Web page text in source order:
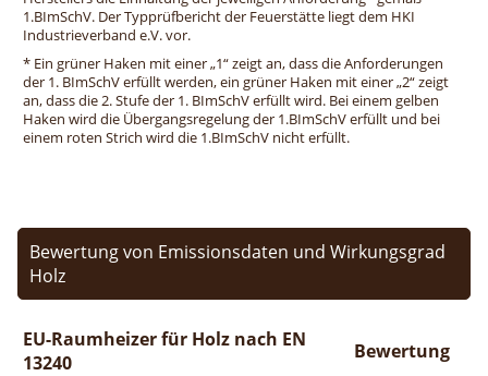
1.BImSchV. Der Typprüfbericht der Feuerstätte liegt dem HKI
Industrieverband e.V. vor.
* Ein grüner Haken mit einer „1“ zeigt an, dass die Anforderungen
der 1. BImSchV erfüllt werden, ein grüner Haken mit einer „2“ zeigt
an, dass die 2. Stufe der 1. BImSchV erfüllt wird. Bei einem gelben
Haken wird die Übergangsregelung der 1.BImSchV erfüllt und bei
einem roten Strich wird die 1.BImSchV nicht erfüllt.
Bewertung von Emissionsdaten und Wirkungsgrad
Holz
EU-Raumheizer für Holz nach EN
13240
Bewertung